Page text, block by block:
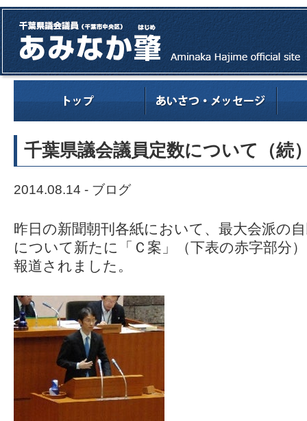
千葉県議会議員定数について（続
2014.08.14 - ブログ
昨日の新聞朝刊各紙において、最大会派の
について新たに「Ｃ案」（下表の赤字部分
報道されました。